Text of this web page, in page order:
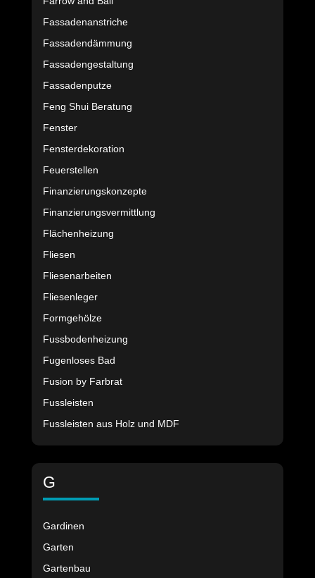
Fassadenanstriche
Fassadendämmung
Fassadengestaltung
Fassadenputze
Feng Shui Beratung
Fenster
Fensterdekoration
Feuerstellen
Finanzierungskonzepte
Finanzierungsvermittlung
Flächenheizung
Fliesen
Fliesenarbeiten
Fliesenleger
Formgehölze
Fussbodenheizung
Fugenloses Bad
Fusion by Farbrat
Fussleisten
Fussleisten aus Holz und MDF
G
Gardinen
Garten
Gartenbau